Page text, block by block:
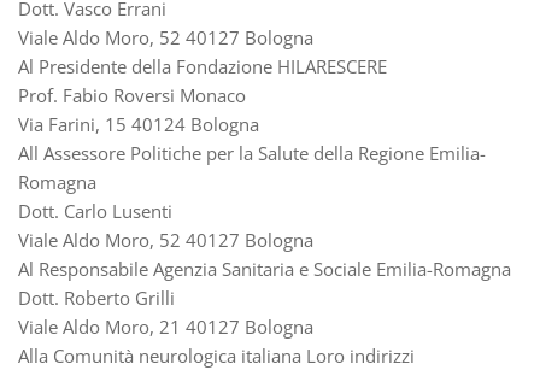
Dott. Vasco Errani
Viale Aldo Moro, 52 40127 Bologna
Al Presidente della Fondazione HILARESCERE
Prof. Fabio Roversi Monaco
Via Farini, 15 40124 Bologna
All Assessore Politiche per la Salute della Regione Emilia-
Romagna
Dott. Carlo Lusenti
Viale Aldo Moro, 52 40127 Bologna
Al Responsabile Agenzia Sanitaria e Sociale Emilia-Romagna
Dott. Roberto Grilli
Viale Aldo Moro, 21 40127 Bologna
Alla Comunità neurologica italiana Loro indirizzi